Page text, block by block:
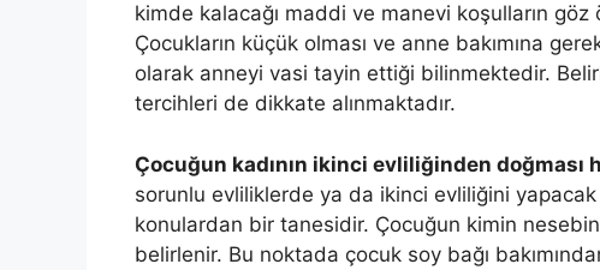
kimde kalacağı maddi ve manevi koşulların
Çocukların küçük olması ve anne bakımına
olarak anneyi vasi tayin ettiği bilinmektedir.
tercihleri de dikkate alınmaktadır.
Çocuğun kadının ikinci evliliğinden doğması
sorunlu evliliklerde ya da ikinci evliliğini
konulardan bir tanesidir. Çocuğun kimin
belirlenir. Bu noktada çocuk soy bağı